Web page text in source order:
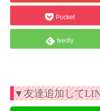
Pocket
feedly
▼友達追加して